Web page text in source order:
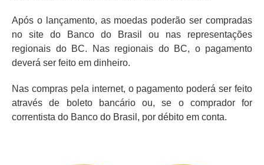
Após o lançamento, as moedas poderão ser compradas
no site do Banco do Brasil ou nas representações
regionais do BC. Nas regionais do BC, o pagamento
deverá ser feito em dinheiro.
Nas compras pela internet, o pagamento poderá ser feito
através de boleto bancário ou, se o comprador for
correntista do Banco do Brasil, por débito em conta.